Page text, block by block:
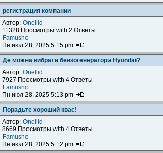
регистрация компании
Автор: Onellid
11328 Просмотры with 2 Ответы
Famusho
Пн июл 28, 2025 5:15 pm
Де можна вибрати бензогенератори Hyundai?
Автор: Onellid
7927 Просмотры with 4 Ответы
Famusho
Пн июл 28, 2025 5:13 pm
Порадьте хороший квас!
Автор: Onellid
8669 Просмотры with 4 Ответы
Famusho
Пн июл 28, 2025 5:12 pm